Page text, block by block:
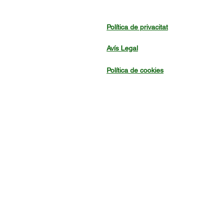
Política de privacitat
Avís Legal
Política de cookies